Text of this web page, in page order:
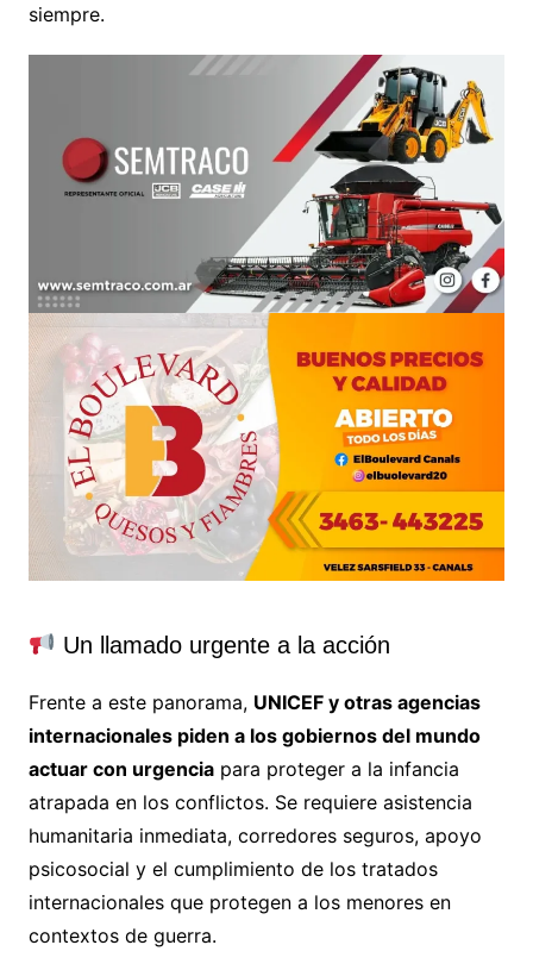
siempre.
Un llamado urgente a la acción
Frente a este panorama, UNICEF y otras agencias
internacionales piden a los gobiernos del mundo
actuar con urgenciapara proteger a la infancia
atrapada en los conflictos. Se requiere asistencia
humanitaria inmediata, corredores seguros, apoyo
psicosocial y el cumplimiento de los tratados
internacionales que protegen a los menores en
contextos de guerra.